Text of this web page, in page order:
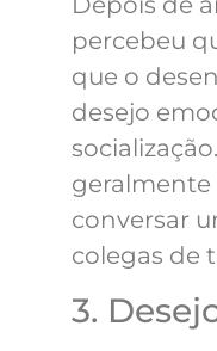
percebeu
que o
desejo
geralmente
conversar
colegas de
3.